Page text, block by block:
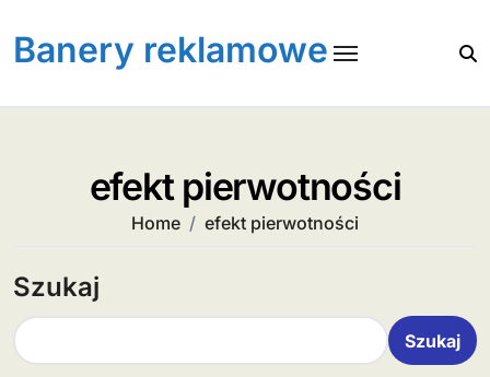
content
Banery reklamowe
efekt pierwotności
Home efekt pierwotności
Szukaj
Szukaj